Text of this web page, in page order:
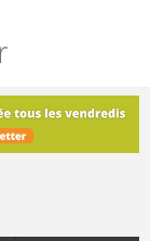
dans